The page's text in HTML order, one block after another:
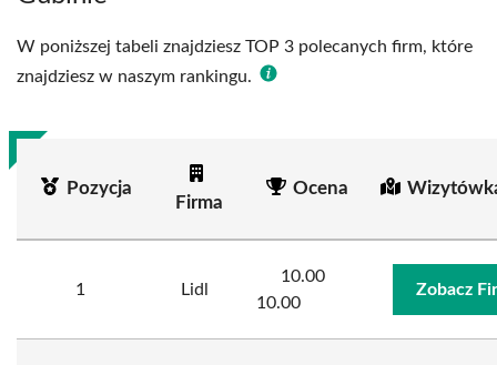
W poniższej tabeli znajdziesz TOP 3 polecanych firm, które
znajdziesz w naszym rankingu.
Pozycja
Firma
Ocena
1 Lidl
10.00
10.00
Zobacz